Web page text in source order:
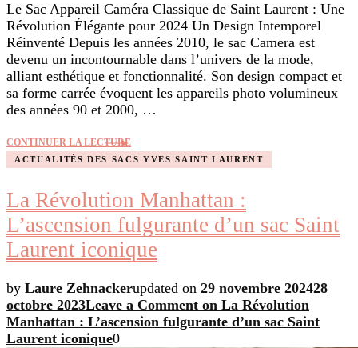
Le Sac Appareil Caméra Classique de Saint Laurent : Une
Révolution Élégante pour 2024 Un Design Intemporel
Réinventé Depuis les années 2010, le sac Camera est
devenu un incontournable dans l’univers de la mode,
alliant esthétique et fonctionnalité. Son design compact et
sa forme carrée évoquent les appareils photo volumineux
des années 90 et 2000, …
CONTINUER LA LECTURE
ACTUALITÉS DES SACS YVES SAINT LAURENT
La Révolution Manhattan :
L’ascension fulgurante d’un sac Saint
Laurent iconique
by Laure Zehnackerupdated on 29 novembre 202428
octobre 2023Leave a Comment on La Révolution
Manhattan : L’ascension fulgurante d’un sac Saint
Laurent iconique0